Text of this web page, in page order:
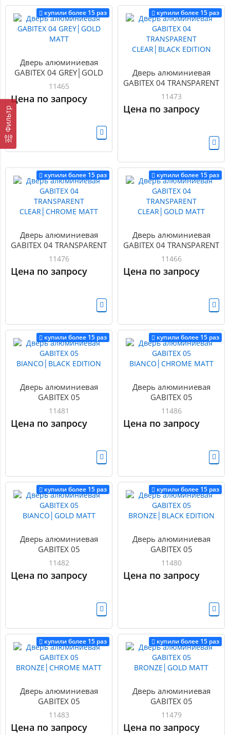
Фильтр
купили более 15 раз
Дверь алюминиевая
GABITEX 04 GREY│GOLD
MATT
11465
Цена по запросу
купили более 15 раз
Дверь алюминиевая
GABITEX 04 TRANSPARENT
CLEAR│BLACK EDITION
11473
Цена по запросу
купили более 15 раз
Дверь алюминиевая
GABITEX 04 TRANSPARENT
CLEAR│CHROME MATT
11476
Цена по запросу
купили более 15 раз
Дверь алюминиевая
GABITEX 04 TRANSPARENT
CLEAR│GOLD MATT
11466
Цена по запросу
купили более 15 раз
Дверь алюминиевая
GABITEX 05
BIANCO│BLACK EDITION
11481
Цена по запросу
купили более 15 раз
Дверь алюминиевая
GABITEX 05
BIANCO│CHROME MATT
11486
Цена по запросу
купили более 15 раз
Дверь алюминиевая
GABITEX 05
BIANCO│GOLD MATT
11482
Цена по запросу
купили более 15 раз
Дверь алюминиевая
GABITEX 05
BRONZE│BLACK EDITION
11480
Цена по запросу
купили более 15 раз
Дверь алюминиевая
GABITEX 05
BRONZE│CHROME MATT
11483
Цена по запросу
купили более 15 раз
Дверь алюминиевая
GABITEX 05
BRONZE│GOLD MATT
11479
Цена по запросу